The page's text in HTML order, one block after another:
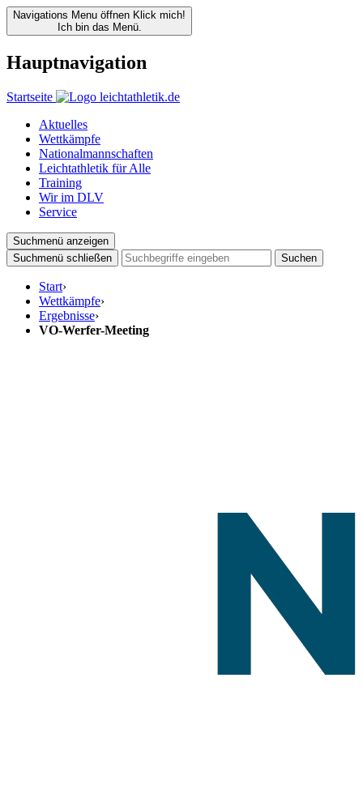
Navigations Menu öffnen Klick mich!
Ich bin das Menü.
Hauptnavigation
Startseite
Aktuelles
Wettkämpfe
Nationalmannschaften
Leichtathletik für Alle
Training
Wir im DLV
Service
Suchmenü anzeigen
Suchmenü schließen
Suchen
Start›
Wettkämpfe›
Ergebnisse›
VO-Werfer-Meeting